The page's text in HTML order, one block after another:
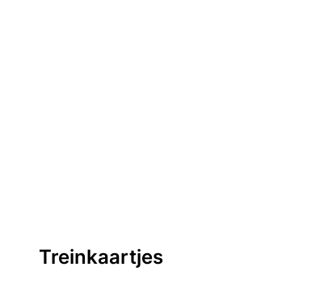
Treinkaartjes